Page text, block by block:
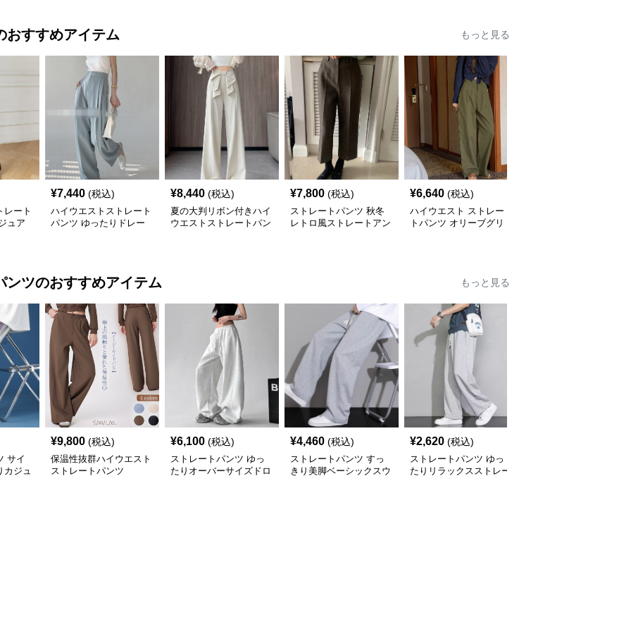
おすすめアイテム もっと見る
レート
ュア
¥7,440 (税込)
ハイウエストストレート
パンツ ゆったりドレー
¥8,440 (税込)
夏の大判リボン付きハイ
ウエストストレートパン
¥7,800 (税込)
ストレートパンツ 秋冬
レトロ風ストレートアン
¥6,640 (税込)
ハイウエスト ストレー
トパンツ オリーブグリ
ンツのおすすめアイテム もっと見る
サイ
カジュ
¥9,800 (税込)
保温性抜群ハイウエスト
ストレートパンツ
¥6,100 (税込)
ストレートパンツ ゆっ
たりオーバーサイズドロ
¥4,460 (税込)
ストレートパンツ すっ
きり美脚ベーシックスウ
¥2,620 (税込)
ストレートパンツ ゆっ
たりリラックスストレー